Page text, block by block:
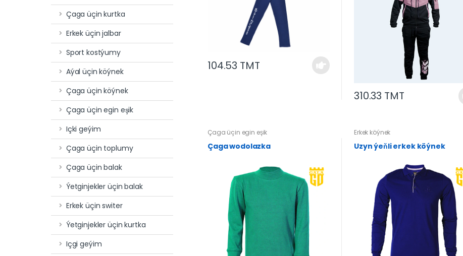
Çaga üçin kurtka
Erkek üçin jalbar
Sport kostýumy
Aýal üçin köýnek
Çaga üçin köýnek
Çaga üçin egin eşik
Içki geýim
Çaga üçin toplumy
Çaga üçin balak
Ýetginjekler üçin balak
Erkek üçin switer
Ýetginjekler üçin kurtka
Içgi geýim
104.53 TMT
310.33 TMT
Çaga üçin egin eşik
Çaga wodolazka
Erkek köýnek
Uzyn ýeňli erkek köýnek